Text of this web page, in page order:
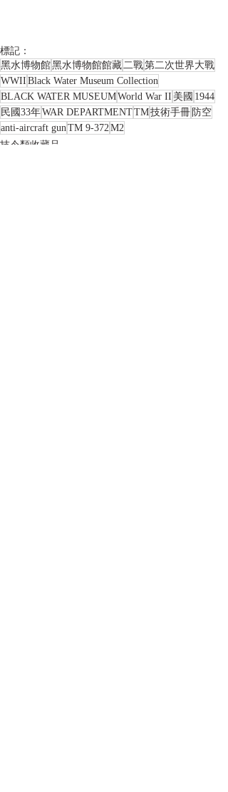
標記：
黑水博物館黑水博物館館藏 二戰第二次世界大戰
WWII Black Water Museum Collection
BLACK WATER MUSEUMWorld War II 美國 1944
民國33年WAR DEPARTMENTTM技術手冊 防空
anti-aircraft gun TM 9-372 M2
技令類收藏品